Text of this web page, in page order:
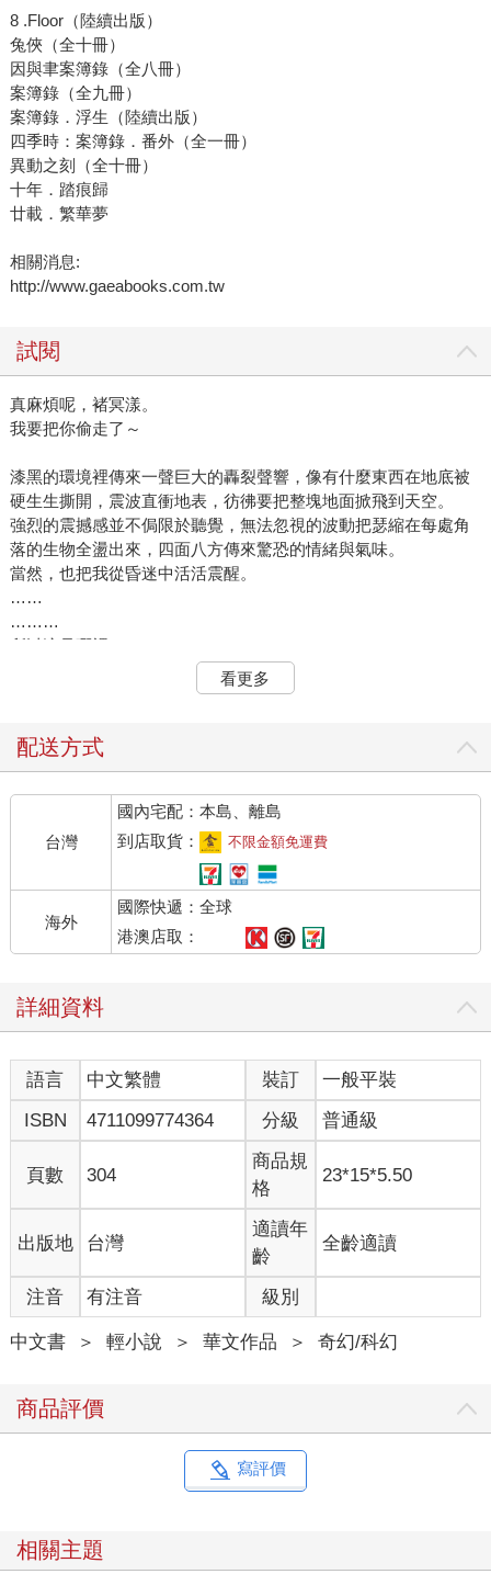
8 .Floor（陸續出版）
兔俠（全十冊）
因與聿案簿錄（全八冊）
案簿錄（全九冊）
案簿錄．浮生（陸續出版）
四季時：案簿錄．番外（全一冊）
異動之刻（全十冊）
十年．踏痕歸
廿載．繁華夢
相關消息:
http://www.gaeabooks.com.tw
試閱
真麻煩呢，褚冥漾。
我要把你偷走了～
漆黑的環境裡傳來一聲巨大的轟裂聲響，像有什麼東西在地底被
硬生生撕開，震波直衝地表，彷彿要把整塊地面掀飛到天空。
強烈的震撼感並不侷限於聽覺，無法忽視的波動把瑟縮在每處角
落的生物全盪出來，四面八方傳來驚恐的情緒與氣味。
當然，也把我從昏迷中活活震醒。
……
………
所以這是哪裡？
我睜開眼睛的當下還以為自己瞎了，直到一點細細、像是夜光的
小灰塵從視線邊角滾過而造成的白線消失後，我才發現只是環境
極黑的環境裡完全無法視物，黑暗深沉到好像快變成可以擠壓人
到有某種濃稠的液體把我整個包裹起來。
濕冷、黏膩，讓皮膚無法呼吸。
然後嗅覺遲緩地嗅到一股很難形容的刺鼻味。
真要說的話，很像是瀝青混合養樂多再加上某種生物一起在太陽
底下曝曬後的發酵味，尾韻再加上點沖天炮爆破燃燒的詭異焦
味，整段就是反社會、反人類、反世界。
簡稱讓人想罵髒話。
對剛清醒、五感還很鈍的受害者來說，衝擊力真的不小。
發現：這業障味道就是來自於包覆在身體上、那些怪異的濃稠液
體。
我臭了。
眼死腦殼麻木之際，我注意到另一件事。
彷彿被五馬分屍一般，到處都傳來強烈的撕裂痛。
但因為先前有從古戰場回返，並在時空裡差點自我腐爛成泥的經
驗，把痛覺忍受度拉高了，致使目前雖然感覺渾身上下、每一塊
皮肉都在不斷發痛，卻依然詭異地在可容忍範圍裡。
該怎麼說呢，人的絕境果然是比較出來的。
你一次比一次危險，就會覺得上一次其實沒有那麼危險，然後下
次又會覺得這次並沒有想像中危險，人生大概就是這麼地容易麻
痺和無限循環。
這次挨打了，下次還敢。
但眼前，我完全想不起來為什麼自己的身體會滿是這種好像被分
該不會又是誰的惡作劇吧。
例如撞鬼先做結論。
「嘖！」
看更多
配送方式
台灣
國內宅配：本島、離島
到店取貨：
不限金額免運費
海外
國際快遞：全球
港澳店取：
詳細資料
語言 中文繁體 裝訂
一般平裝
ISBN
4711099774364 分級 普通級
頁數 304
商品規
格
23*15*5.50
出版地 台灣
適讀年
齡
全齡適讀
注音 有注音 級別
中文書 ＞ 輕小說 ＞ 華文作品 ＞ 奇幻/科幻
商品評價
寫評價
相關主題